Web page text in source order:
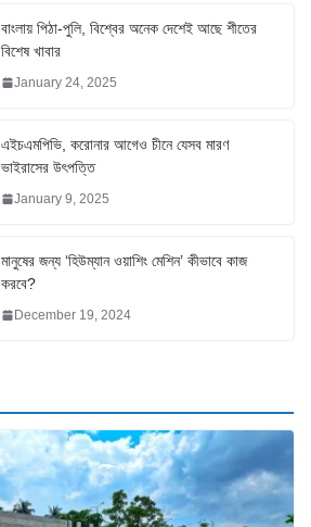
বাংলায় পিঠা-পুলি, বিশ্বের অনেক দেশেই আছে শীতের
বিশেষ খাবার
January 24, 2025
এইচএমপিভি, করোনার আগেও চীনে যেসব মারণ
ভাইরাসের উৎপত্তি
January 9, 2025
মানুষের জন্য ‘হিউম্যান ওয়াশিং মেশিন’ কীভাবে কাজ
করবে?
December 19, 2024